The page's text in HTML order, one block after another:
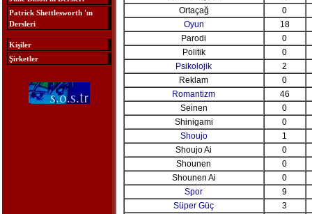
Patrick Shettlesworth 'ın
Dersleri
Kişiler
Şirketler
Ortaçağ
0
Oyun
18
Parodi
0
Politik
0
Psikolojik
2
Reklam
0
Romantizm
46
Seinen
0
Shinigami
0
Shoujo
1
Shoujo Ai
0
Shounen
0
Shounen Ai
0
Spor
9
Süper Güç
3